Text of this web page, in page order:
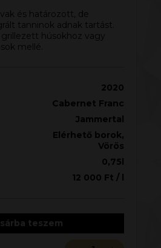
és határozott, de
tanninok adnak tartást.
húsokhoz vagy
mellé.
2020
Cabernet Franc
Jammertal
Elérhető borok,
Vörös
0,75l
12 000 Ft / l
teszem